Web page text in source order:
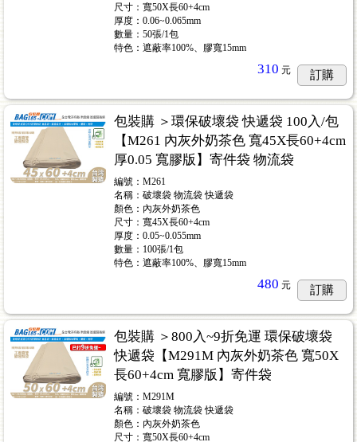
尺寸：寬50X長60+4cm
厚度：0.06~0.065mm
數量：50張/1包
特色：遮蔽率100%、膠寬15mm
310 元 訂購
包裝購 ＞環保破壞袋 快遞袋 100入/包
【M261 內灰外奶茶色 寬45X長60+4cm
厚0.05 寬膠版】寄件袋 物流袋
編號：M261
名稱：破壞袋 物流袋 快遞袋
顏色：內灰外奶茶色
尺寸：寬45X長60+4cm
厚度：0.05~0.055mm
數量：100張/1包
特色：遮蔽率100%、膠寬15mm
480 元 訂購
包裝購 ＞800入~9折免運 環保破壞袋
快遞袋【M291M 內灰外奶茶色 寬50X
長60+4cm 寬膠版】寄件袋
編號：M291M
名稱：破壞袋 物流袋 快遞袋
顏色：內灰外奶茶色
尺寸：寬50X長60+4cm